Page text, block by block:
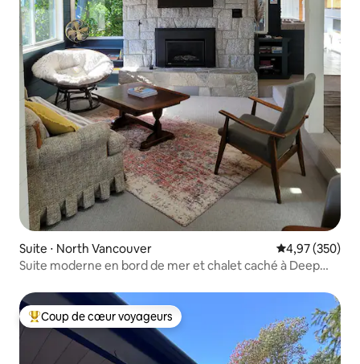
Suite ⋅ North Vancouver Évaluation
4,97 (350)
Suite moderne en bord de mer et chalet caché à Deep
Coups de cœur voyageurs les plus appréciés
Coup de cœur voyageurs